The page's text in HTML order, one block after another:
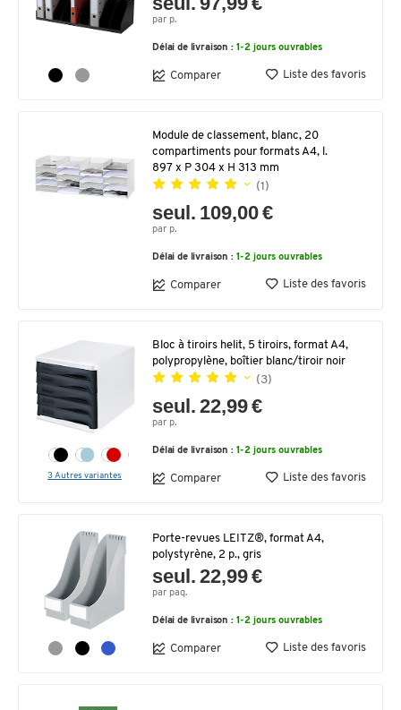
par p.
Délai de livraison : 1-2 jours ouvrables
Comparer Liste des favoris
Module de classement, blanc, 20
compartiments pour formats A4, l.
897 x P 304 x H 313 mm
(1)
seul. 109,00 €
par p.
Délai de livraison : 1-2 jours ouvrables
Comparer Liste des favoris
3 Autres variantes
Bloc à tiroirs helit, 5 tiroirs, format A4,
polypropylène, boîtier blanc/tiroir noir
(3)
seul. 22,99 €
par p.
Délai de livraison : 1-2 jours ouvrables
Comparer Liste des favoris
Porte-revues LEITZ®, format A4,
polystyrène, 2 p., gris
seul. 22,99 €
par paq.
Délai de livraison : 1-2 jours ouvrables
Comparer Liste des favoris